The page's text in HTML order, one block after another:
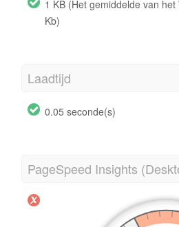
1 KB (Het gemiddelde van
Kb)
Laadtijd
0.05 seconde(s)
PageSpeed Insights